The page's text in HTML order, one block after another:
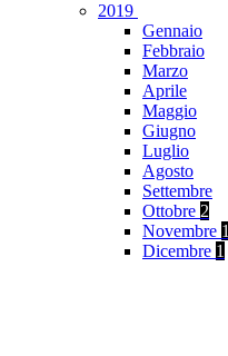
2019
Gennaio
Febbraio
Marzo
Aprile
Maggio
Giugno
Luglio
Agosto
Settembre
Ottobre 2
Novembre 1
Dicembre 1